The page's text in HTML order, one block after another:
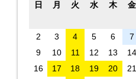
日 月 火 水 木 金
2
3 4 5 6 7
9
10 11 12 13 14
16
17 18 19 20 21